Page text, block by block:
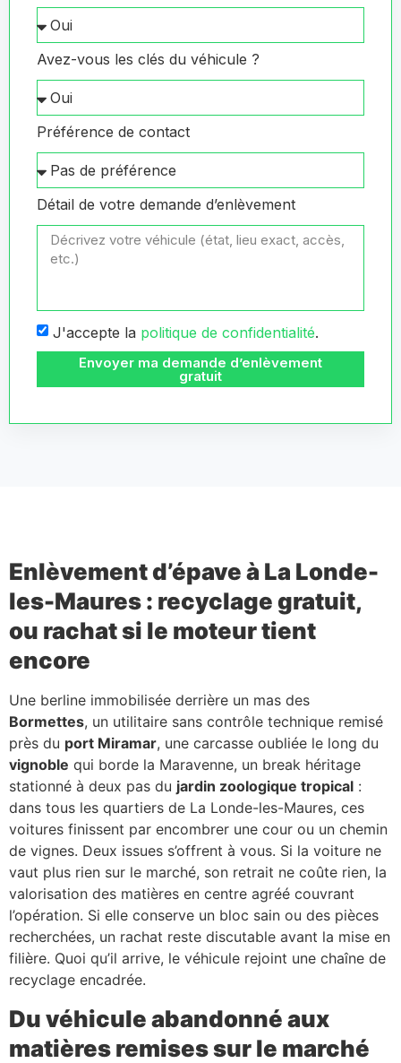
Avez-vous les clés du véhicule ?
Préférence de contact
Détail de votre demande d’enlèvement
J'accepte la politique de confidentialité.
Envoyer ma demande d’enlèvement
gratuit
Enlèvement d’épave à La Londe-
les-Maures : recyclage gratuit,
ou rachat si le moteur tient
encore
Une berline immobilisée derrière un mas des
Bormettes, un utilitaire sans contrôle technique remisé
près du port Miramar, une carcasse oubliée le long du
vignoble qui borde la Maravenne, un break héritage
stationné à deux pas du jardin zoologique tropical :
dans tous les quartiers de La Londe-les-Maures, ces
voitures finissent par encombrer une cour ou un chemin
de vignes. Deux issues s’offrent à vous. Si la voiture ne
vaut plus rien sur le marché, son retrait ne coûte rien, la
valorisation des matières en centre agréé couvrant
l’opération. Si elle conserve un bloc sain ou des pièces
recherchées, un rachat reste discutable avant la mise en
filière. Quoi qu’il arrive, le véhicule rejoint une chaîne de
recyclage encadrée.
Du véhicule abandonné aux
matières remises sur le marché